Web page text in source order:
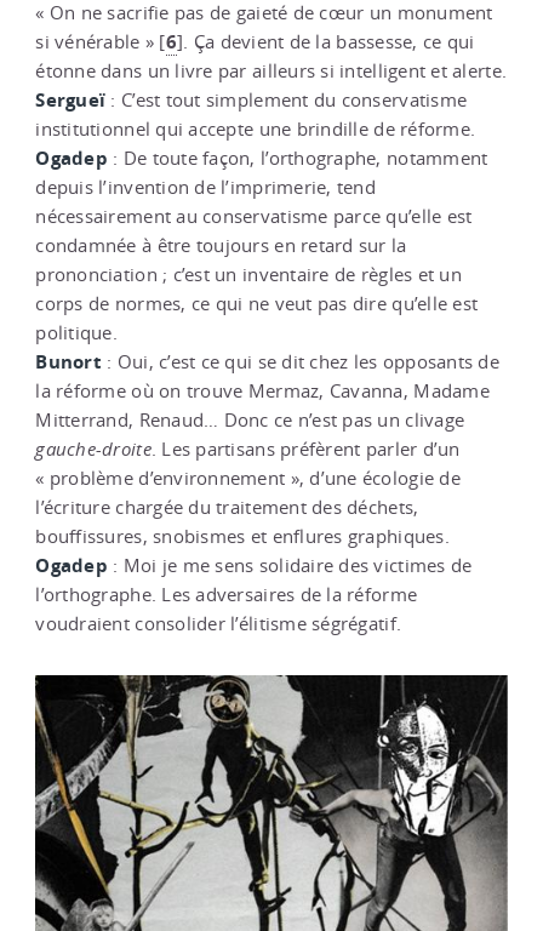
« On ne sacrifie pas de gaieté de cœur un monument
si vénérable » [6]. Ça devient de la bassesse, ce qui
étonne dans un livre par ailleurs si intelligent et alerte.
Sergueï : C’est tout simplement du conservatisme
institutionnel qui accepte une brindille de réforme.
Ogadep : De toute façon, l’orthographe, notamment
depuis l’invention de l’imprimerie, tend
nécessairement au conservatisme parce qu’elle est
condamnée à être toujours en retard sur la
prononciation ; c’est un inventaire de règles et un
corps de normes, ce qui ne veut pas dire qu’elle est
politique.
Bunort : Oui, c’est ce qui se dit chez les opposants de
la réforme où on trouve Mermaz, Cavanna, Madame
Mitterrand, Renaud… Donc ce n’est pas un clivage
gauche-droite. Les partisans préfèrent parler d’un
« problème d’environnement », d’une écologie de
l’écriture chargée du traitement des déchets,
bouffissures, snobismes et enflures graphiques.
Ogadep : Moi je me sens solidaire des victimes de
l’orthographe. Les adversaires de la réforme
voudraient consolider l’élitisme ségrégatif.